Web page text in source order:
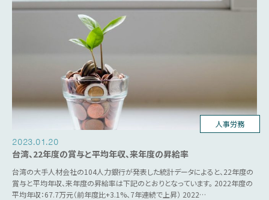
台湾ビジネス
人事労務
2023.01.20
台湾、22年度の賞与と平均年収、来年度の昇給率
台湾の大手人材会社の104人力銀行が発表した統計データによると、22年度の
賞与と平均年収、来年度の昇給率は下記のとおりとなっています。 2022年度の
平均年収：67.7万元（前年度比+3.1%、7年連続で上昇） 2022…